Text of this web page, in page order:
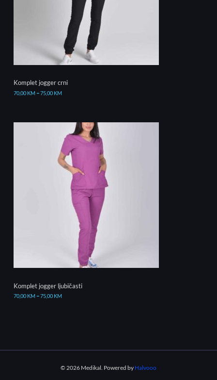
Komplet jogger crni
70,00 KM–75,00 KM
Komplet jogger ljubičasti
70,00 KM–75,00 KM
© 2026 Medikal. Powered by Halvooo